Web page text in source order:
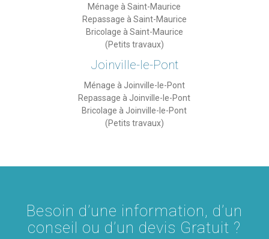
Ménage à Saint-Maurice
Repassage à Saint-Maurice
Bricolage à Saint-Maurice
(Petits travaux)
Joinville-le-Pont
Ménage à Joinville-le-Pont
Repassage à Joinville-le-Pont
Bricolage à Joinville-le-Pont
(Petits travaux)
Besoin d’une information, d’un
conseil ou d’un devis Gratuit ?